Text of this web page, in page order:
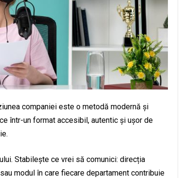
companiei este o metodă modernă și
într-un format accesibil, autentic și ușor de
Stabilește ce vrei să comunici: direcția
modul în care fiecare departament contribuie